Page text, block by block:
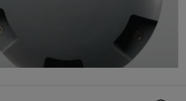
高贵典雅风格，可定制，低起订量